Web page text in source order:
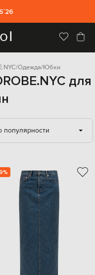
Одежда Юбки
для
популярности